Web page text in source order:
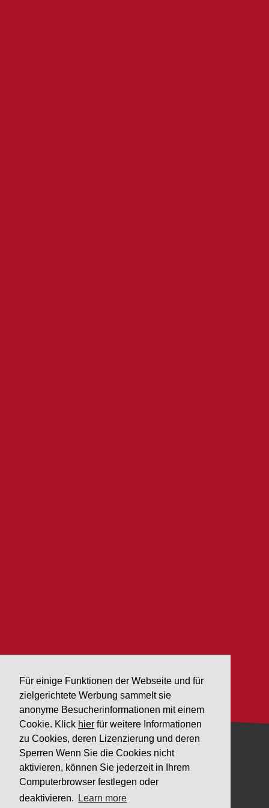
Für einige Funktionen der Webseite und für
zielgerichtete Werbung sammelt sie
anonyme Besucherinformationen mit einem
Cookie. Klick hier für weitere Informationen
zu Cookies, deren Lizenzierung und deren
Sperren Wenn Sie die Cookies nicht
aktivieren, können Sie jederzeit in Ihrem
Computerbrowser festlegen oder
deaktivieren.
Learn more
GESELLSCHAFT
Downloads
Datenschutz